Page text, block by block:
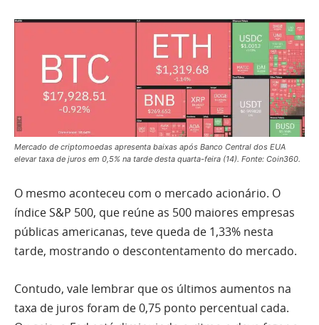
Mercado de criptomoedas apresenta baixas após Banco Central dos EUA
elevar taxa de juros em 0,5% na tarde desta quarta-feira (14). Fonte: Coin360.
O mesmo aconteceu com o mercado acionário. O
índice S&P 500, que reúne as 500 maiores empresas
públicas americanas, teve queda de 1,33% nesta
tarde, mostrando o descontentamento do mercado.
Contudo, vale lembrar que os últimos aumentos na
taxa de juros foram de 0,75 ponto percentual cada.